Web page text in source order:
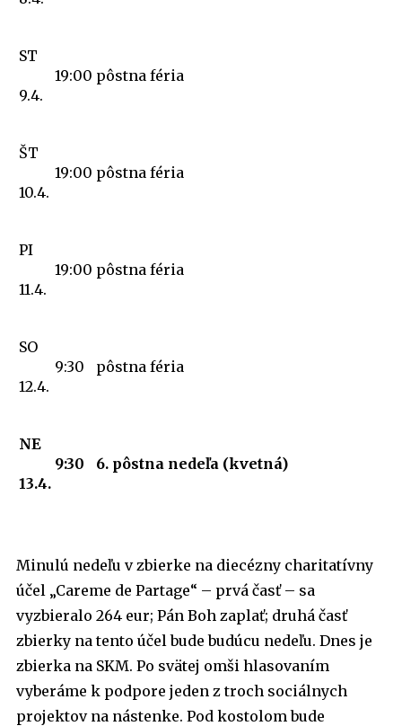
ST
9.4.
19:00 pôstna féria
ŠT
10.4.
19:00 pôstna féria
PI
11.4.
19:00 pôstna féria
SO
12.4.
9:30 pôstna féria
NE
13.4.
9:30 6. pôstna nedeľa (kvetná)
Minulú nedeľu v zbierke na diecézny charitatívny
účel „Careme de Partage“ – prvá časť – sa
vyzbieralo 264 eur; Pán Boh zaplať; druhá časť
zbierky na tento účel bude budúcu nedeľu. Dnes je
zbierka na SKM. Po svätej omši hlasovaním
vyberáme k podpore jeden z troch sociálnych
projektov na nástenke. Pod kostolom bude